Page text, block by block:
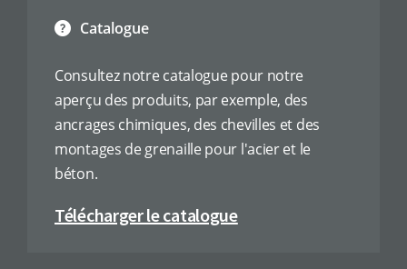
Catalogue
Consultez notre catalogue pour notre
aperçu des produits, par exemple, des
ancrages chimiques, des chevilles et des
montages de grenaille pour l'acier et le
béton.
Télécharger le catalogue